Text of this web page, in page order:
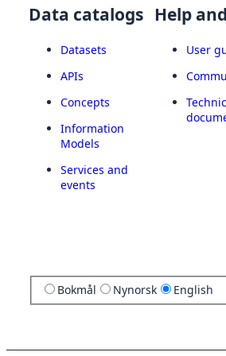
Data catalogs
Datasets
APIs
Concepts
Information
Models
Services and
events
Help
User
Bokmål Nynorsk English